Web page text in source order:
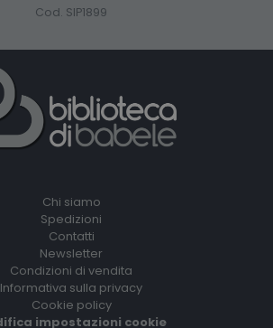
Cod. SIP1899
Chi siamo
Spedizioni
Contatti
Newsletter
Condizioni di vendita
Informativa sulla privacy
Cookie policy
impostazioni cookie